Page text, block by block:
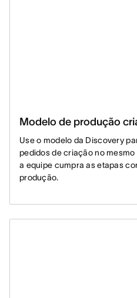
Modelo de produção
Use o modelo da Discovery
pedidos de criação no
a equipe cumpra as etapas
produção.